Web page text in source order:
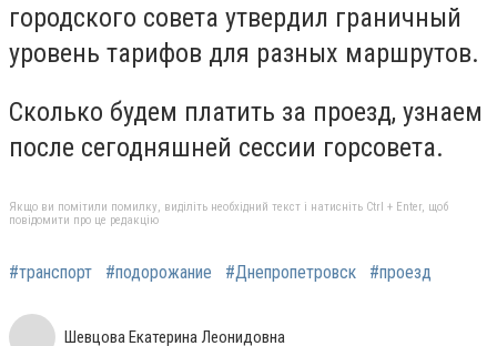
городского совета утвердил граничный
уровень тарифов для разных маршрутов.
Сколько будем платить за проезд, узнаем
после сегодняшней сессии горсовета.
Якщо ви помітили помилку, виділіть необхідний текст і натисніть Ctrl + Enter, щоб
повідомити про це редакцію
#транспорт #подорожание #Днепропетровск #проезд
Шевцова Екатерина Леонидовна